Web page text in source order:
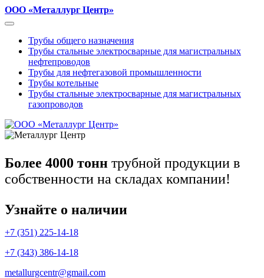
ООО «Металлург Центр»
Трубы общего назначения
Трубы стальные электросварные для магистральных
нефтепроводов
Трубы для нефтегазовой промышленности
Трубы котельные
Трубы стальные электросварные для магистральных
газопроводов
Более 4000 тонн трубной продукции в
собственности на складах компании!
Узнайте о наличии
+7 (351) 225-14-18
+7 (343) 386-14-18
metallurgcentr@gmail.com